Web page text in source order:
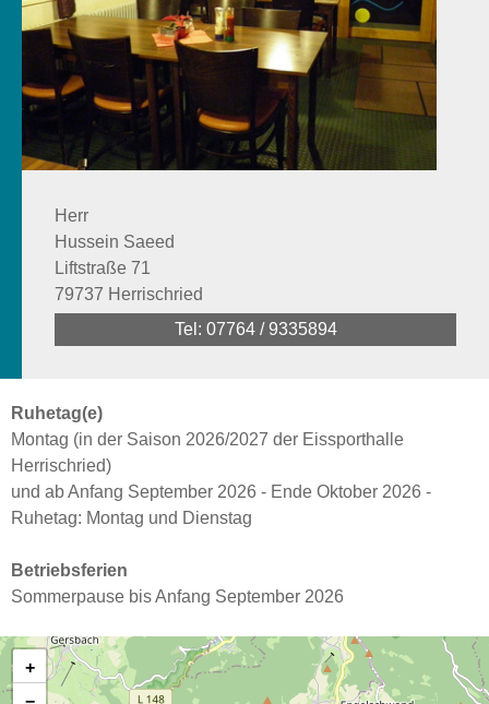
Herr
Hussein Saeed
Liftstraße 71
79737 Herrischried
Tel: 07764 / 9335894
Ruhetag(e)
Montag (in der Saison 2026/2027 der Eissporthalle
Herrischried)
und ab Anfang September 2026 - Ende Oktober 2026 -
Ruhetag: Montag und Dienstag
Betriebsferien
Sommerpause bis Anfang September 2026
+